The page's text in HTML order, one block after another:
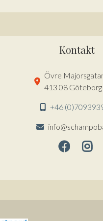
Kontakt
Övre
413 08 Göteborg
+46